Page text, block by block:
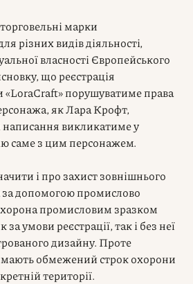
марки
різних видів діяльності,
власності Європейського
що реєстрація
«LoraCraft» порушуватиме права
як Лара Крофт,
написання викликатиме у
саме з цим персонажем.
і про захист зовнішнього
допомогою промислово
промисловим зразком
умови реєстрації, так і без неї
дизайну. Проте
обмежений строк охорони
території.